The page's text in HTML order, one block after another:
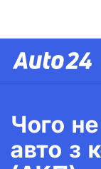
Чого
авто з